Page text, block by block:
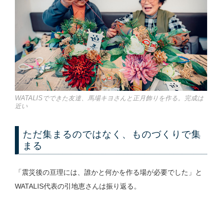
WATALISでできた友達、馬場キヨさんと正月飾りを作る。完成は
近い
ただ集まるのではなく、ものづくりで集
まる
「震災後の亘理には、誰かと何かを作る場が必要でした」と
WATALIS代表の引地恵さんは振り返る。